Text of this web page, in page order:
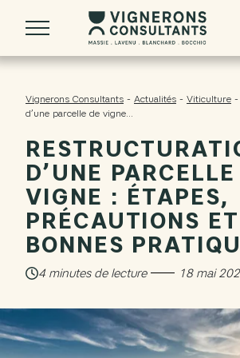
QUI SOMMES-NOUS ?
L’HÉRITAGE DERENONCOURT
DES RACINES BORDELAISES
UN COLLECTIF DE TALENTS
NOS SERVICES
CONSEIL EN VITICULTURE &
CONSEIL EN DÉMARCHES
PROMOTION ET
Vignerons Consultants - Actualités - Viticulture -
d’une parcelle de vigne...
D’UNE
VIGNE : ÉTAPES,
PRÉCAUTIONS ET
BONNES
4 minutes de lecture 18 mai